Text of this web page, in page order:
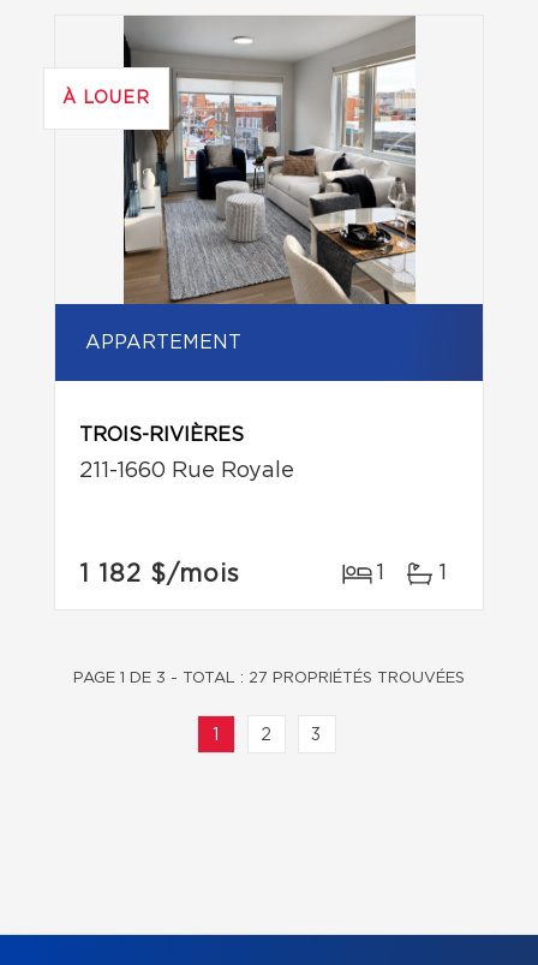
À LOUER
APPARTEMENT
TROIS-RIVIÈRES
211-1660 Rue Royale
1 182 $/mois 1 1
2 3
PAGE 1 DE 3 - TOTAL : 27 PROPRIÉTÉS TROUVÉES